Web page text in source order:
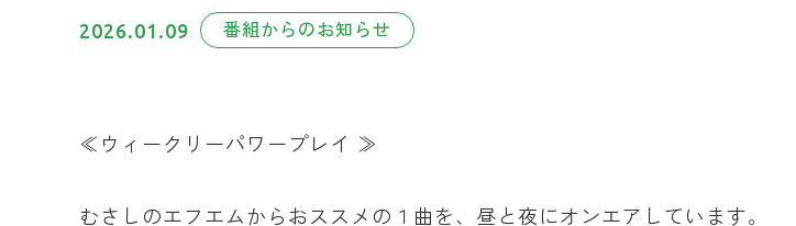
2026.01.09 番組からのお知らせ
≪ウィークリーパワープレイ ≫
むさしのエフエムからおススメの１曲を、昼と夜にオンエアしています。